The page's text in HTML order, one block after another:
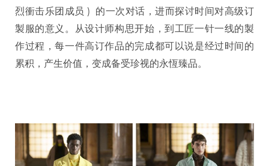
烈衝击乐团成员 ) 的一次对话，进而探讨时间对高级订
製服的意义。从设计师构思开始，到工匠一针一线的製
作过程，每一件高订作品的完成都可以说是经过时间的
累积，产生价值，变成备受珍视的永恆臻品。